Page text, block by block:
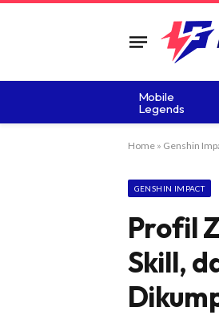
Mobile
Legends
Home» Genshin
GENSHIN IMPACT
Profil
Skill,